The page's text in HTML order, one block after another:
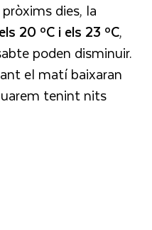
dies, la
20 ºC i els 23 ºC,
poden disminuir.
el matí baixaran
tenint nits